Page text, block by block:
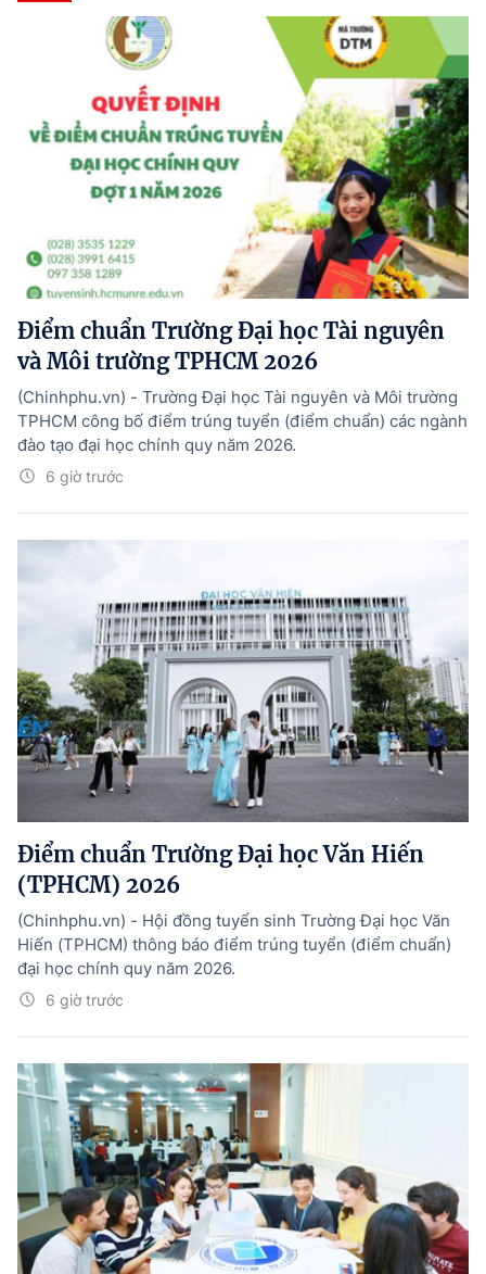
Điểm chuẩn Trường Đại học Tài nguyên
và Môi trường TPHCM 2026
6 giờ trước
(Chinhphu.vn) - Trường Đại học Tài nguyên và Môi trường
TPHCM công bố điểm trúng tuyển (điểm chuẩn) các ngành
đào tạo đại học chính quy năm 2026.
Điểm chuẩn Trường Đại học Văn Hiến
(TPHCM) 2026
6 giờ trước
(Chinhphu.vn) - Hội đồng tuyển sinh Trường Đại học Văn
Hiến (TPHCM) thông báo điểm trúng tuyển (điểm chuẩn)
đại học chính quy năm 2026.